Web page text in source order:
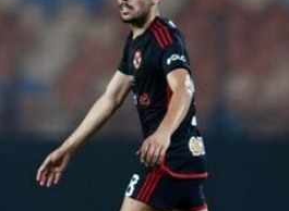
و
ن
ي
ا